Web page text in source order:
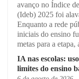
avanço no Índice
(Ideb) 2025 foi
Enquanto a rede
iniciais do ensino
metas para a
IA nas escolas:
limites do ensino